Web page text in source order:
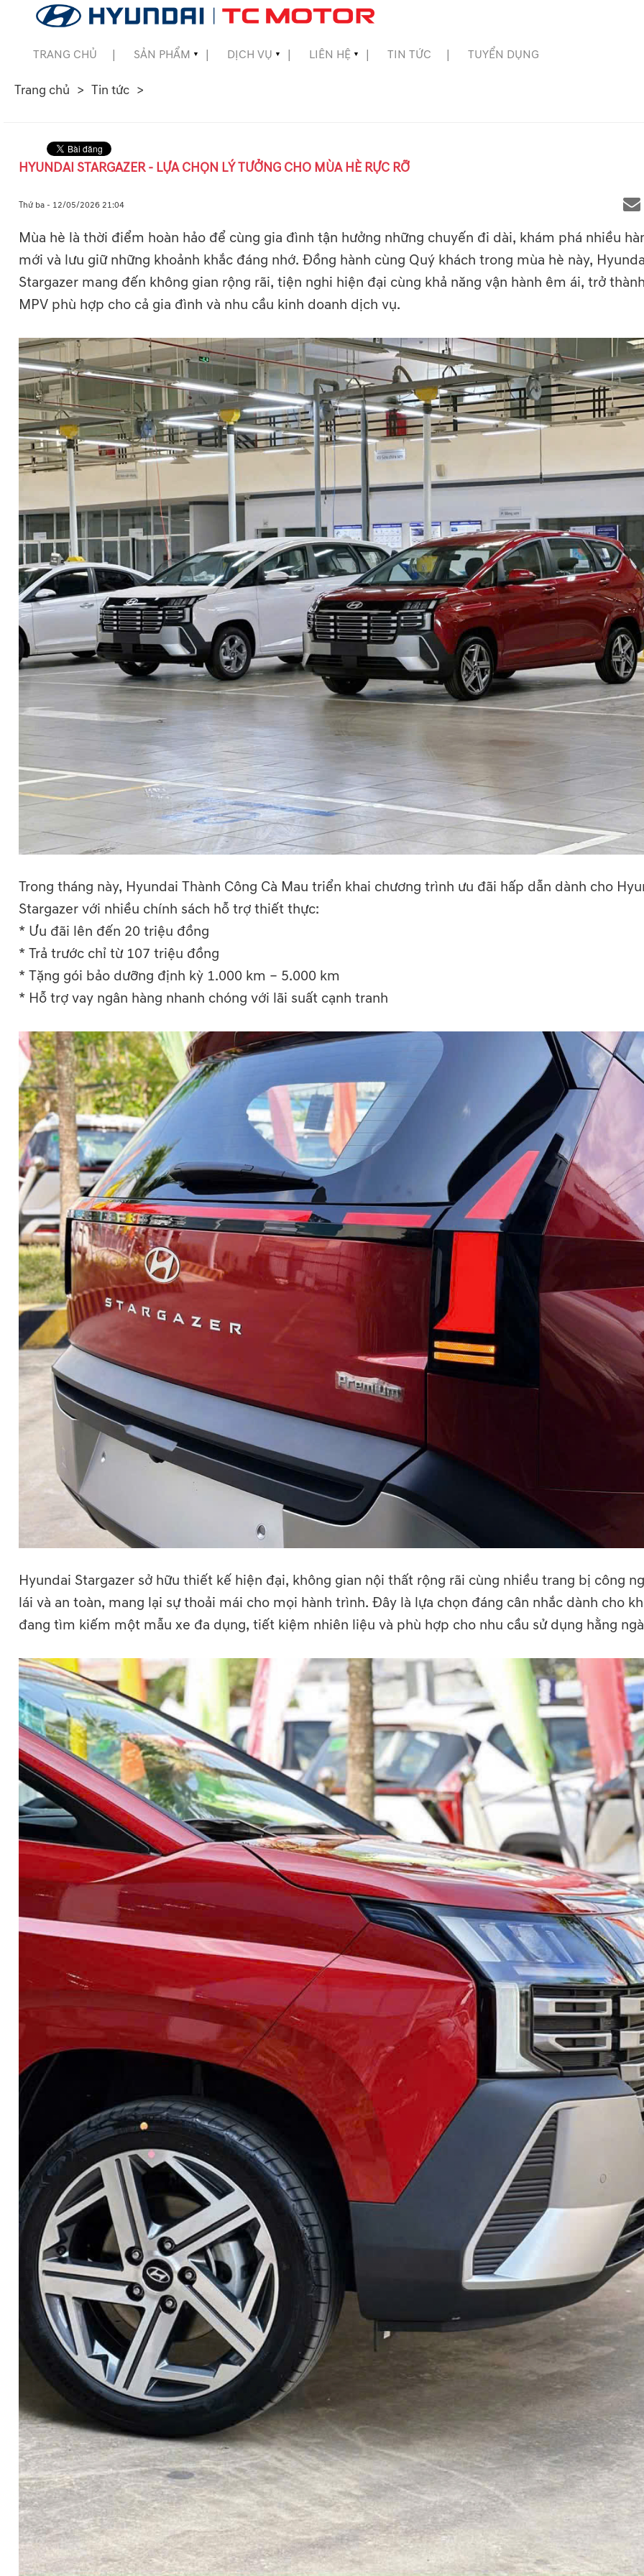
TRANG CHỦ SẢN PHẨM ▼ DỊCH VỤ ▼ LIÊN HỆ ▼ TIN TỨC TUYỂN DỤNG
Trang chủ Tin tức
HYUNDAI STARGAZER - LỰA CHỌN LÝ TƯỞNG CHO MÙA HÈ RỰC RỠ
Thứ ba - 12/05/2026 21:04
Mùa hè là thời điểm hoàn hảo để cùng gia đình tận hưởng những chuyến đi dài, khám phá nhiều
mới và lưu giữ những khoảnh khắc đáng nhớ. Đồng hành cùng Quý khách trong mùa hè này,
Stargazer mang đến không gian rộng rãi, tiện nghi hiện đại cùng khả năng vận hành êm ái, trở
MPV phù hợp cho cả gia đình và nhu cầu kinh doanh dịch vụ.
Trong tháng này, Hyundai Thành Công Cà Mau triển khai chương trình ưu đãi hấp dẫn dành cho
Stargazer với nhiều chính sách hỗ trợ thiết thực:
* Ưu đãi lên đến 20 triệu đồng
* Trả trước chỉ từ 107 triệu đồng
* Tặng gói bảo dưỡng định kỳ 1.000 km – 5.000 km
* Hỗ trợ vay ngân hàng nhanh chóng với lãi suất cạnh tranh
Hyundai Stargazer sở hữu thiết kế hiện đại, không gian nội thất rộng rãi cùng nhiều trang bị công
lái và an toàn, mang lại sự thoải mái cho mọi hành trình. Đây là lựa chọn đáng cân nhắc dành cho
đang tìm kiếm một mẫu xe đa dụng, tiết kiệm nhiên liệu và phù hợp cho nhu cầu sử dụng hằng